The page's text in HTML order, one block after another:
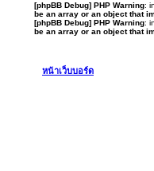
[phpBB Debug] PHP Warning:
be an array or an object that
[phpBB Debug] PHP Warning:
be an array or an object that
หน้าเว็บบอร์ด